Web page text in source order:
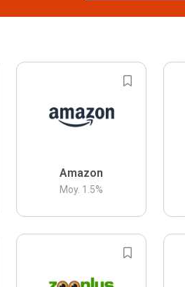
Amazon
Moy. 1.5%